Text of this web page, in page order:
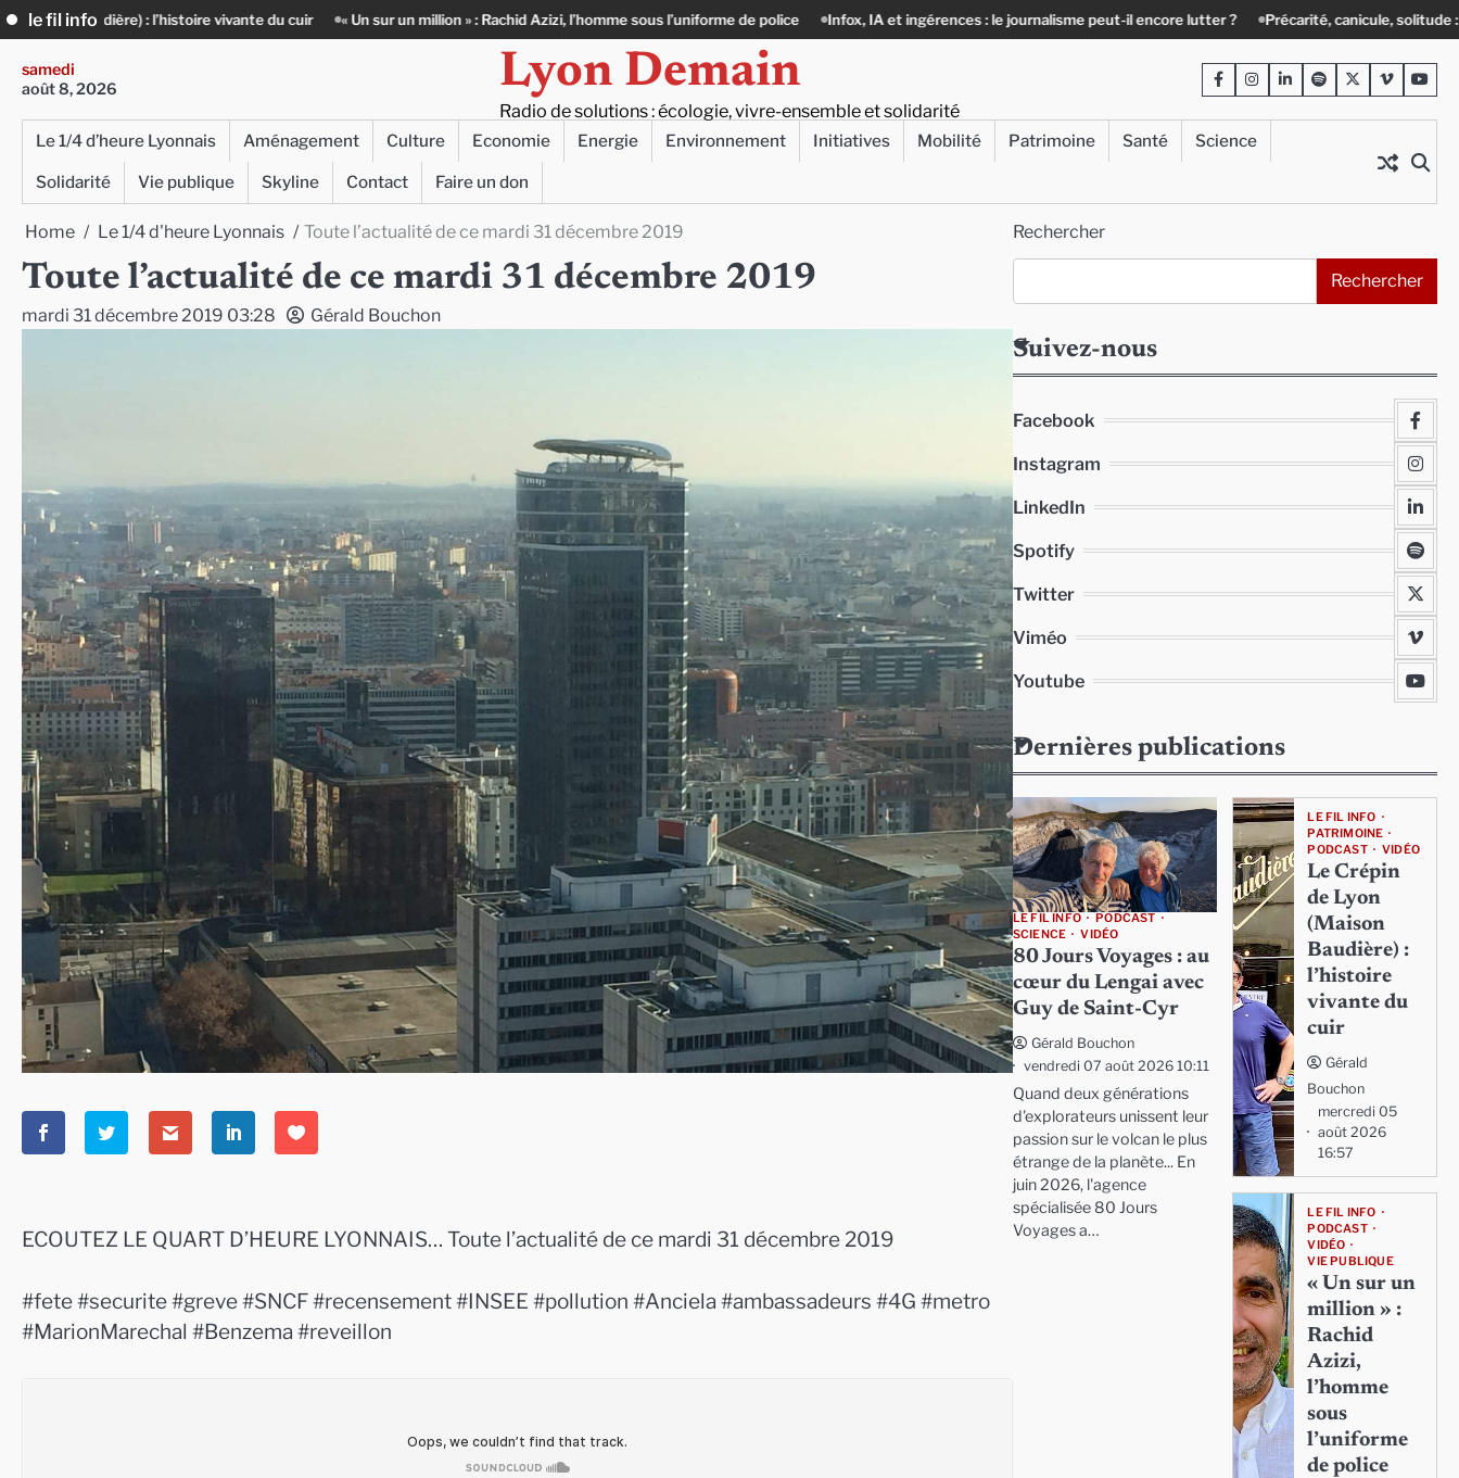
Skip
to
content
le fil info
: l’histoire vivante du cuir « Un sur un million » : Rachid Azizi, l’homme sous l’uniforme de police Infox, IA et ingérences : le journalisme peut-il encore lutter ? Précarité, canicule, solitude : quand le lien
samedi
août 8, 2026
Lyon Demain
Radio de solutions : écologie, vivre-ensemble et solidarité
Facebook
Instagram
LinkedInSpotifyTwitterViméo
Le 1/4 d’heure Lyonnais Aménagement Culture Economie Energie Environnement Initiatives Mobilité Patrimoine Santé
Science
Solidarité
Vie publique Skyline Contact Faire un don
Home Le 1/4 d'heure Lyonnais Toute l’actualité de ce mardi 31 décembre 2019
Toute l’actualité de ce mardi 31 décembre 2019
mardi 31 décembre 2019 03:28 Gérald Bouchon
ECOUTEZ LE QUART D’HEURE LYONNAIS… Toute l’actualité de ce mardi 31 décembre 2019
#fete #securite #greve #SNCF #recensement #INSEE #pollution #Anciela #ambassadeurs #4G #metro
#MarionMarechal #Benzema #reveillon
Rechercher
Rechercher
Suivez-nous
Facebook
Instagram
LinkedIn
Spotify
Twitter
Viméo
Youtube
Dernières publications
LE FIL INFO
PODCAST
SCIENCE
VIDÉO
80 Jours Voyages : au
cœur du Lengai avec
Guy de Saint-Cyr
Gérald Bouchon
vendredi 07 août 2026 10:11
Quand deux générations
d'explorateurs unissent leur
passion sur le volcan le plus
étrange de la planète... En
juin 2026, l'agence
spécialisée 80 Jours
Voyages a…
LE FIL INFO
PATRIMOINE
PODCAST
VIDÉO
Le Crépin
de Lyon
(Maison
Baudière) :
l’histoire
vivante du
cuir
Gérald
Bouchon
mercredi 05
août 2026
16:57
LE FIL INFO
PODCAST
VIDÉO
VIE PUBLIQUE
« Un sur un
million » :
Rachid
Azizi,
l’homme
sous
l’uniforme
de police